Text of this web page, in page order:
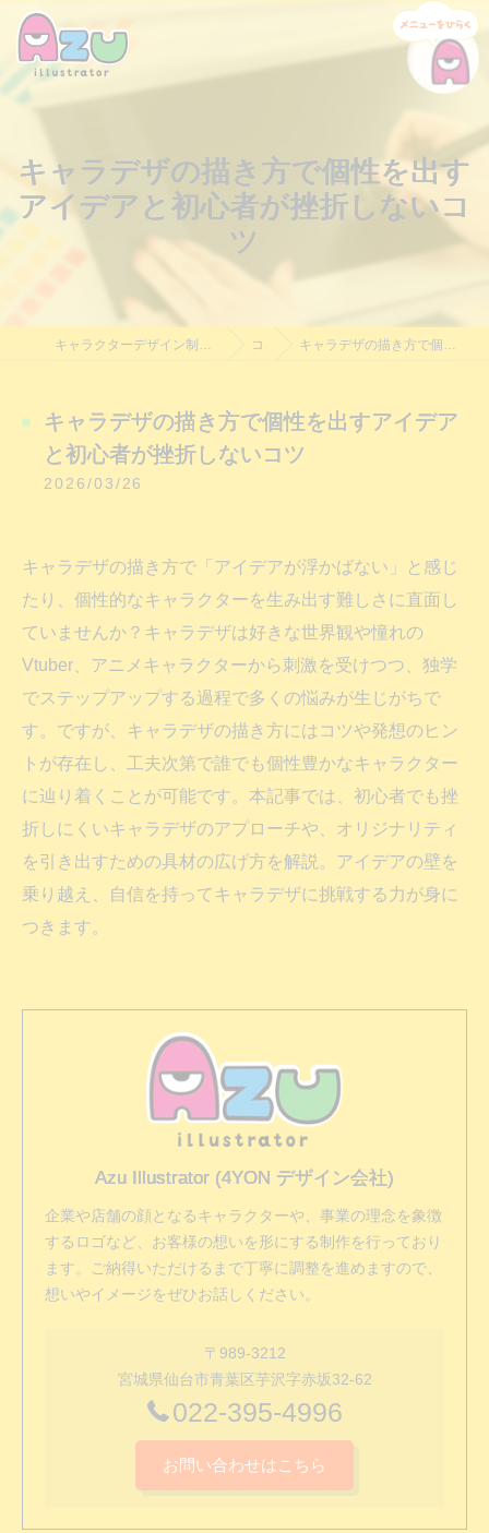
キャラデザの描き方で個性を出す
アイデアと初心者が挫折しないコ
ツ
コラム キャラデザの描き方で個性を出すアイデアと初心者が挫折しないコツ
キャラデザの描き方で個性を出すアイデア
と初心者が挫折しないコツ
2026/03/26
キャラデザの描き方で「アイデアが浮かばない」と感じ
たり、個性的なキャラクターを生み出す難しさに直面し
ていませんか？キャラデザは好きな世界観や憧れの
Vtuber、アニメキャラクターから刺激を受けつつ、独学
でステップアップする過程で多くの悩みが生じがちで
す。ですが、キャラデザの描き方にはコツや発想のヒン
トが存在し、工夫次第で誰でも個性豊かなキャラクター
に辿り着くことが可能です。本記事では、初心者でも挫
折しにくいキャラデザのアプローチや、オリジナリティ
を引き出すための具材の広げ方を解説。アイデアの壁を
乗り越え、自信を持ってキャラデザに挑戦する力が身に
つきます。
Azu Illustrator (4YON デザイン会社)
企業や店舗の顔となるキャラクターや、事業の理念を象徴
するロゴなど、お客様の想いを形にする制作を行っており
ます。ご納得いただけるまで丁寧に調整を進めますので、
想いやイメージをぜひお話しください。
〒989-3212
宮城県仙台市青葉区芋沢字赤坂32-62
022-395-4996
お問い合わせはこちら